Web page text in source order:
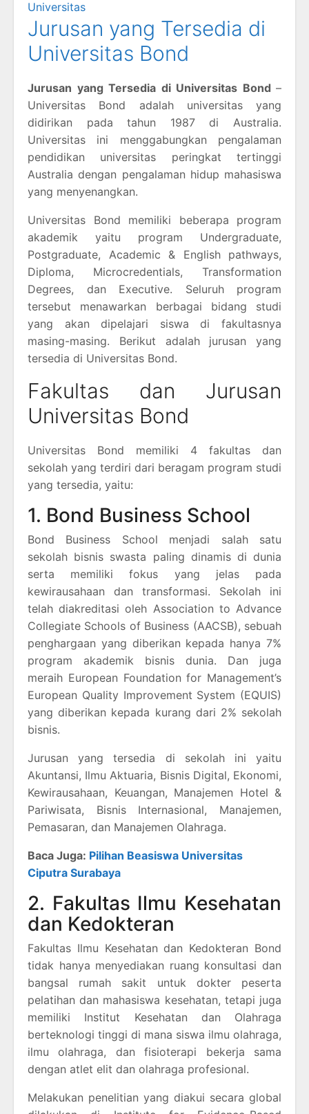
Universitas
Jurusan yang Tersedia di
Universitas Bond
Jurusan yang Tersedia di Universitas Bond –
Universitas Bond adalah universitas yang
didirikan pada tahun 1987 di Australia.
Universitas ini menggabungkan pengalaman
pendidikan universitas peringkat tertinggi
Australia dengan pengalaman hidup mahasiswa
yang menyenangkan.
Universitas Bond memiliki beberapa program
akademik yaitu program Undergraduate,
Postgraduate, Academic & English pathways,
Diploma, Microcredentials, Transformation
Degrees, dan Executive. Seluruh program
tersebut menawarkan berbagai bidang studi
yang akan dipelajari siswa di fakultasnya
masing-masing. Berikut adalah jurusan yang
tersedia di Universitas Bond.
Fakultas dan Jurusan
Universitas Bond
Universitas Bond memiliki 4 fakultas dan
sekolah yang terdiri dari beragam program studi
yang tersedia, yaitu:
1. Bond Business School
Bond Business School menjadi salah satu
sekolah bisnis swasta paling dinamis di dunia
serta memiliki fokus yang jelas pada
kewirausahaan dan transformasi. Sekolah ini
telah diakreditasi oleh Association to Advance
Collegiate Schools of Business (AACSB), sebuah
penghargaan yang diberikan kepada hanya 7%
program akademik bisnis dunia. Dan juga
meraih European Foundation for Management’s
European Quality Improvement System (EQUIS)
yang diberikan kepada kurang dari 2% sekolah
bisnis.
Jurusan yang tersedia di sekolah ini yaitu
Akuntansi, Ilmu Aktuaria, Bisnis Digital, Ekonomi,
Kewirausahaan, Keuangan, Manajemen Hotel &
Pariwisata, Bisnis Internasional, Manajemen,
Pemasaran, dan Manajemen Olahraga.
Baca Juga: Pilihan Beasiswa Universitas
Ciputra Surabaya
2. Fakultas Ilmu Kesehatan
dan Kedokteran
Fakultas Ilmu Kesehatan dan Kedokteran Bond
tidak hanya menyediakan ruang konsultasi dan
bangsal rumah sakit untuk dokter peserta
pelatihan dan mahasiswa kesehatan, tetapi juga
memiliki Institut Kesehatan dan Olahraga
berteknologi tinggi di mana siswa ilmu olahraga,
ilmu olahraga, dan fisioterapi bekerja sama
dengan atlet elit dan olahraga profesional.
Melakukan penelitian yang diakui secara global